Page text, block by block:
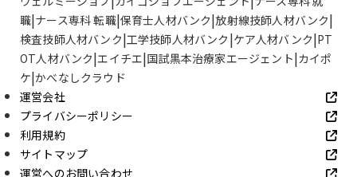
職 ナース専科 転職 保育士人材バンク 放射線技師人材バンク
検査技師人材バンク 工学技師人材バンク ケア人材バンク PT
OT人材バンク エイチエ 国試黒本治療家エージェント カイポ
ケ かべなしクラウド
運営会社
プライバシーポリシー
利用規約
サイトマップ
運営へのお問い合わせ